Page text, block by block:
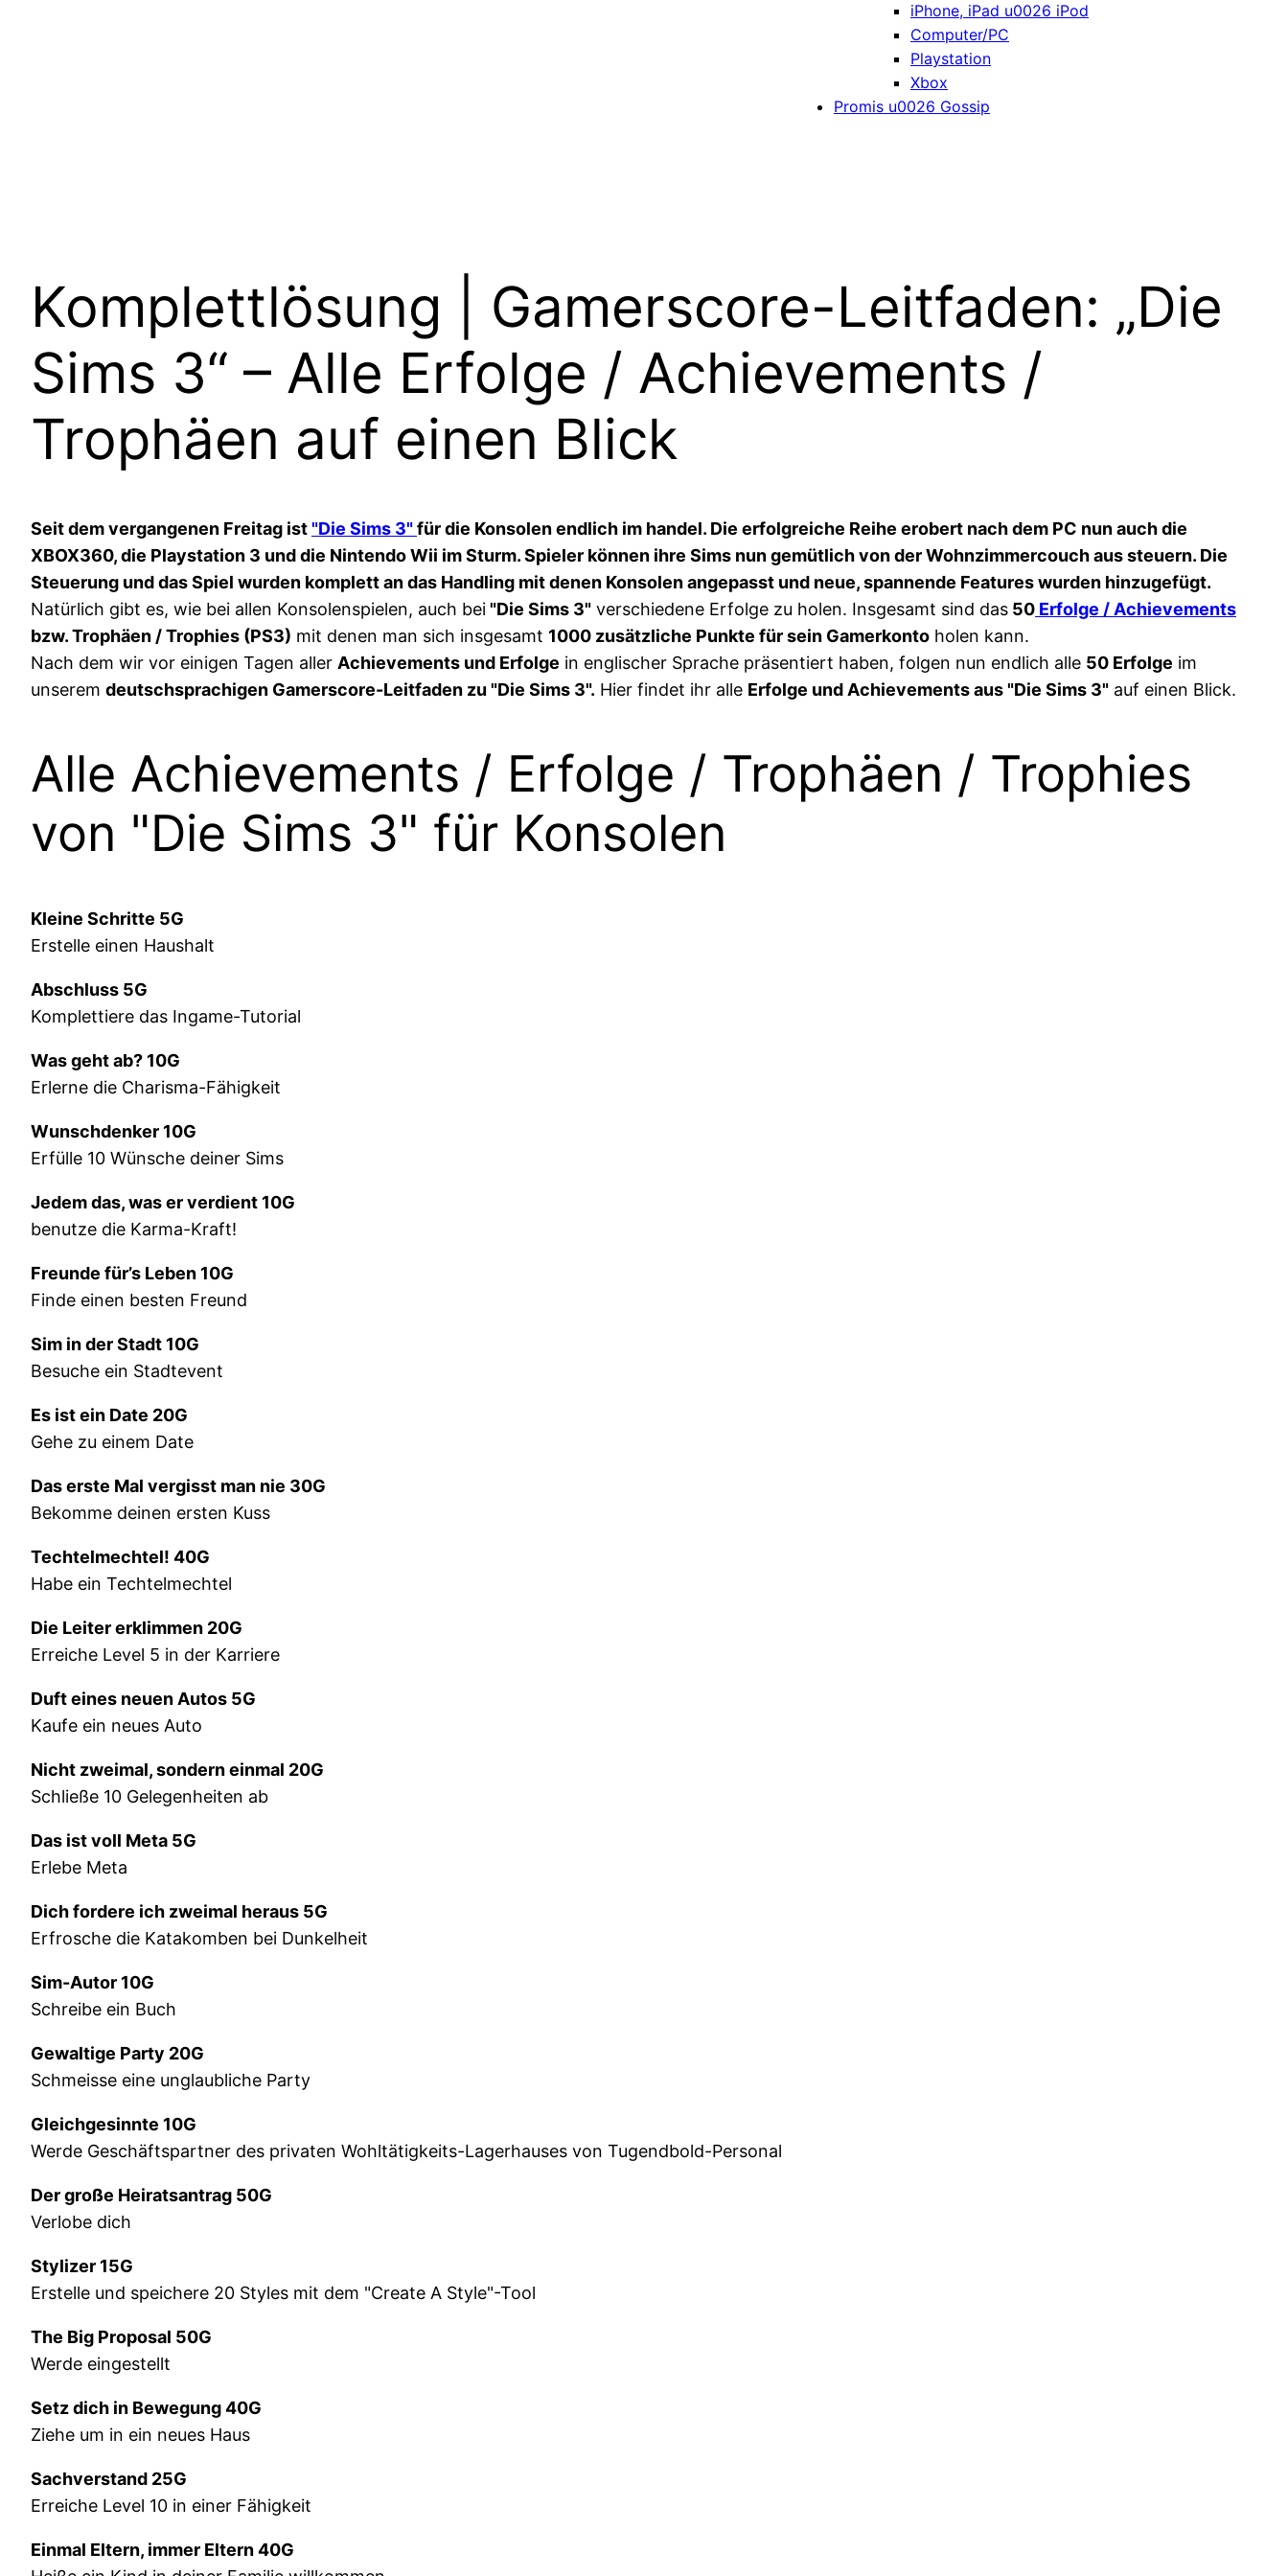
iPhone, iPad u0026 iPod
Computer/PC
Playstation
Xbox
Promis u0026 Gossip
Komplettlösung | Gamerscore-Leitfaden: „Die
Sims 3“ – Alle Erfolge / Achievements /
Trophäen auf einen Blick
Seit dem vergangenen Freitag ist"Die Sims 3"für die Konsolen endlich im handel. Die erfolgreiche Reihe erobert nach dem PC nun auch die
XBOX360, die Playstation 3 und die Nintendo Wii im Sturm. Spieler können ihre Sims nun gemütlich von der Wohnzimmercouch aus steuern. Die
Steuerung und das Spiel wurden komplett an das Handling mit denen Konsolen angepasst und neue, spannende Features wurden hinzugefügt.
Natürlich gibt es, wie bei allen Konsolenspielen, auch bei"Die Sims 3" verschiedene Erfolge zu holen. Insgesamt sind das 50 Erfolge / Achievements
bzw. Trophäen / Trophies (PS3) mit denen man sich insgesamt 1000 zusätzliche Punkte für sein Gamerkonto holen kann.
Nach dem wir vor einigen Tagen aller Achievements und Erfolge in englischer Sprache präsentiert haben, folgen nun endlich alle 50 Erfolge im
unserem deutschsprachigen Gamerscore-Leitfaden zu "Die Sims 3". Hier findet ihr alle Erfolge und Achievements aus "Die Sims 3" auf einen Blick.
Alle Achievements / Erfolge / Trophäen / Trophies
von "Die Sims 3" für Konsolen
Kleine Schritte 5G
Erstelle einen Haushalt
Abschluss 5G
Komplettiere das Ingame-Tutorial
Was geht ab? 10G
Erlerne die Charisma-Fähigkeit
Wunschdenker 10G
Erfülle 10 Wünsche deiner Sims
Jedem das, was er verdient 10G
benutze die Karma-Kraft!
Freunde für’s Leben 10G
Finde einen besten Freund
Sim in der Stadt 10G
Besuche ein Stadtevent
Es ist ein Date 20G
Gehe zu einem Date
Das erste Mal vergisst man nie 30G
Bekomme deinen ersten Kuss
Techtelmechtel! 40G
Habe ein Techtelmechtel
Die Leiter erklimmen 20G
Erreiche Level 5 in der Karriere
Duft eines neuen Autos 5G
Kaufe ein neues Auto
Nicht zweimal, sondern einmal 20G
Schließe 10 Gelegenheiten ab
Das ist voll Meta 5G
Erlebe Meta
Dich fordere ich zweimal heraus 5G
Erfrosche die Katakomben bei Dunkelheit
Sim-Autor 10G
Schreibe ein Buch
Gewaltige Party 20G
Schmeisse eine unglaubliche Party
Gleichgesinnte 10G
Werde Geschäftspartner des privaten Wohltätigkeits-Lagerhauses von Tugendbold-Personal
Der große Heiratsantrag 50G
Verlobe dich
Stylizer 15G
Erstelle und speichere 20 Styles mit dem "Create A Style"-Tool
The Big Proposal 50G
Werde eingestellt
Setz dich in Bewegung 40G
Ziehe um in ein neues Haus
Sachverstand 25G
Erreiche Level 10 in einer Fähigkeit
Einmal Eltern, immer Eltern 40G